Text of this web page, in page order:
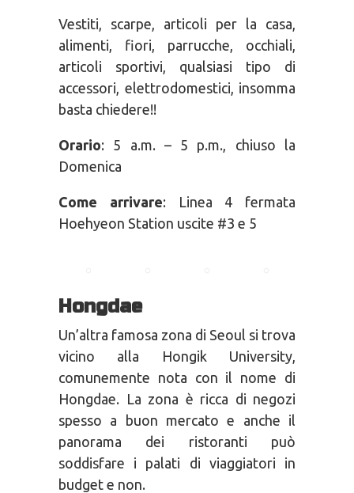
Vestiti, scarpe, articoli per la casa,
alimenti, fiori, parrucche, occhiali,
articoli sportivi, qualsiasi tipo di
accessori, elettrodomestici, insomma
basta chiedere!!
Orario: 5 a.m. – 5 p.m., chiuso la
Domenica
Come arrivare: Linea 4 fermata
Hoehyeon Station uscite #3 e 5
Hongdae
Un’altra famosa zona di Seoul si trova
vicino alla Hongik University,
comunemente nota con il nome di
Hongdae. La zona è ricca di negozi
spesso a buon mercato e anche il
panorama dei ristoranti può
soddisfare i palati di viaggiatori in
budget e non.